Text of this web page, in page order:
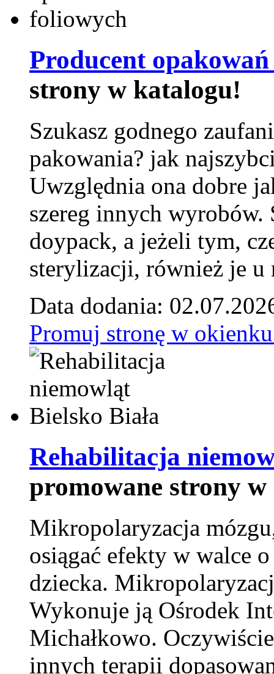
Producent
strony w katalogu!
Szukasz godnego
pakowania? jak
Uwzględnia ona dobre
szereg innych
doypack, a jeżeli tym,
sterylizacji, również je u
Data dodania:
Promuj stronę w
Rehabilitacja
promowane strony
Mikropolaryzacja
osiągać efekty w walce
dziecka.
Wykonuje ją Ośrodek
Michałkowo.
innych terapii